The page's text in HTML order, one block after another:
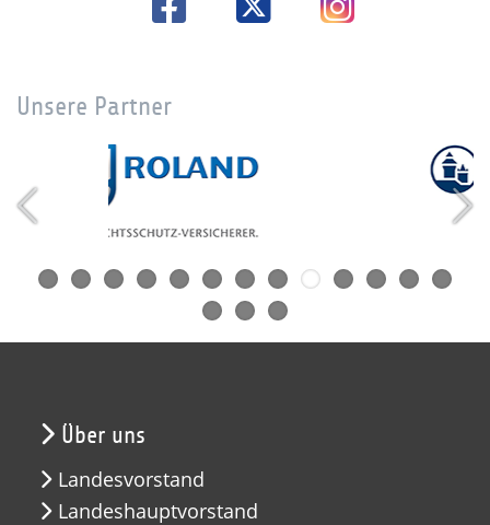
Unsere Partner
Über uns
Landesvorstand
Landeshauptvorstand